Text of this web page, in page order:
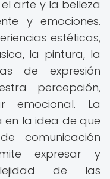
arte y la belleza
y emociones.
estéticas,
la pintura, la
de expresión
percepción,
emocional. La
la idea de que
comunicación
expresar y
de las